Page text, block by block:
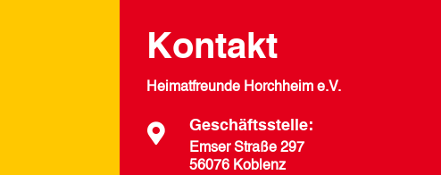
Kontakt
Heimatfreunde Horchheim e.V.
 Geschäftsstelle:
Emser Straße 297
56076 Koblenz